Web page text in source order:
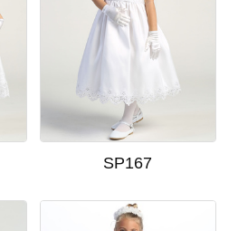
SP167